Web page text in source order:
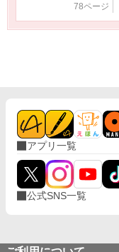
78ページ
アプリ一覧
公式SNS一覧